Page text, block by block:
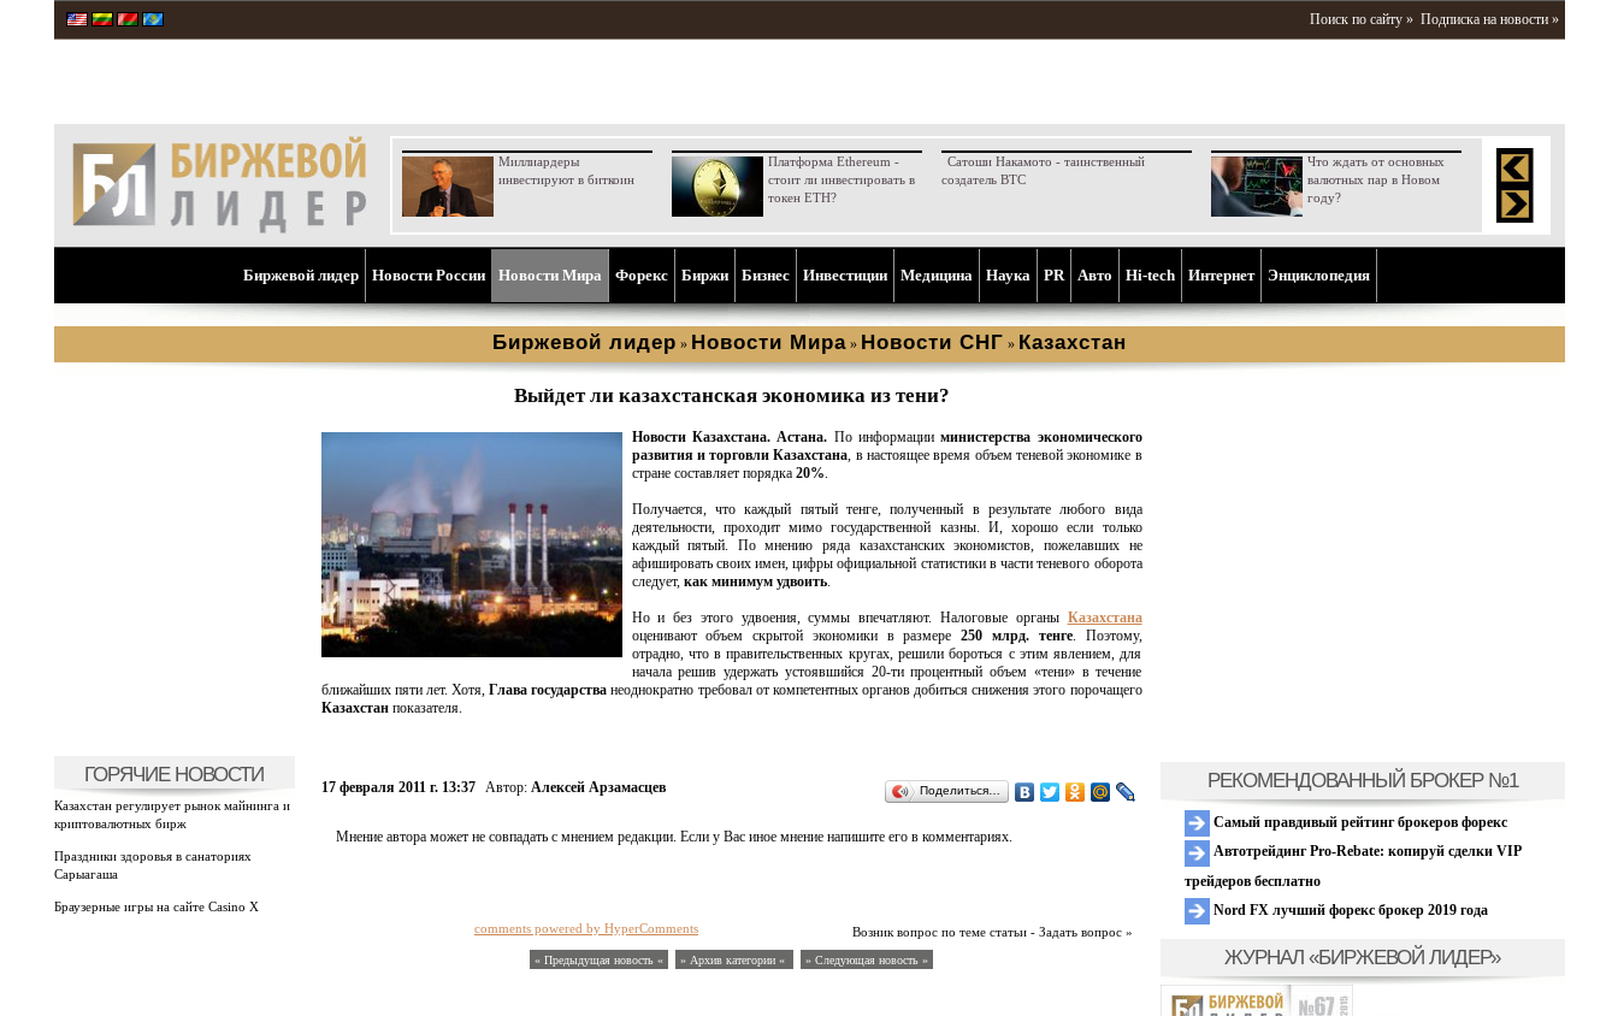
Поиск по сайту » Подписка на новости »
Миллиардеры
инвестируют в биткоин
Платформа Ethereum -
стоит ли инвестировать в
токен ETH?
Сатоши Накамото - таинственный
создатель BTC
Что ждать от основных
валютных пар в Новом
году?
Биржевой лидер Новости России Новости Мира Форекс Биржи Бизнес Инвестиции Медицина Наука PR Aвто Hi-tech Интернет Энциклопедия
Биржевой лидер » Новости Мира » Новости СНГ » Казахстан
ГОРЯЧИЕ НОВОСТИ
Казахстан регулирует рынок майнинга и
криптовалютных бирж
Праздники здоровья в санаториях
Сарыагаша
Браузерные игры на сайте Casino X
Выйдет ли казахстанская экономика из тени?
Новости Казахстана. Астана. По информацииминистерства экономического
развития и торговли Казахстана, в настоящее время объем теневой экономике в
стране составляет порядка 20%.
Получается, что каждый пятый тенге, полученный в результате любого вида
деятельности, проходит мимо государственной казны. И, хорошо если только
каждый пятый. По мнению ряда казахстанских экономистов, пожелавших не
афишировать своих имен, цифры официальной статистики в части теневого оборота
следует,как минимум удвоить.
Но и без этого удвоения, суммы впечатляют. Налоговые органы Казахстана
оценивают объем скрытой экономики в размере250 млрд. тенге. Поэтому,
отрадно, что в правительственных кругах, решили бороться с этим явлением, для
начала решив удержать устоявшийся 20-ти процентный объем «тени» в течение
ближайших пяти лет. Хотя,Глава государства неоднократно требовал от компетентных органов добиться снижения этого порочащего
Казахстанпоказателя.
17 февраля 2011 г. 13:37 Автор: Алексей Арзамасцев Поделиться…
Мнение автора может не совпадать с мнением редакции. Если у Вас иное мнение напишите его в комментариях.
Возник вопрос по теме статьи - Задать вопрос »
comments powered by HyperComments
« Предыдущая новость « » Архив категории « » Следующая новость »
РЕКОМЕНДОВАННЫЙ БРОКЕР №1
Самый правдивый рейтинг брокеров форекс
Автотрейдинг Pro-Rebate: копируй сделки VIP
трейдеров бесплатно
Nord FX лучший форекс брокер 2019 года
ЖУРНАЛ «БИРЖЕВОЙ ЛИДЕР»